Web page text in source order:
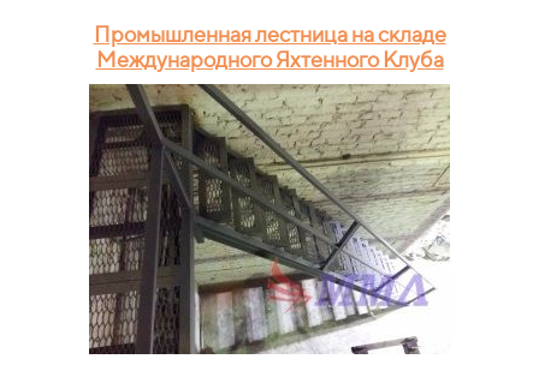
Промышленная лестница на складе
Международного Яхтенного Клуба